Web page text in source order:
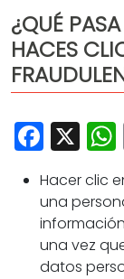
Política
Capital
Policíaca
Cultura
Deportes
Opinión
¿QUÉ
HACES
X
Hacer clic
una
una vez
datos